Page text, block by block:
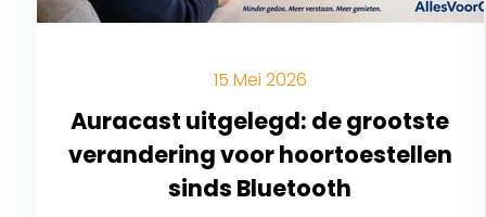
15 Mei 2026
Auracast uitgelegd: de grootste
verandering voor hoortoestellen
sinds Bluetooth